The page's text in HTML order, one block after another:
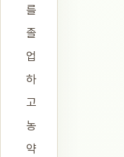
를
졸
업
하
고
농
약